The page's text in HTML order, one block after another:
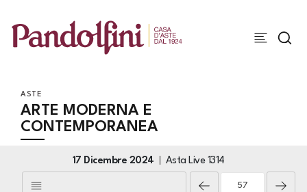
ASTE
ARTE MODERNA E
CONTEMPORANEA
17 Dicembre 2024 Asta Live 1314